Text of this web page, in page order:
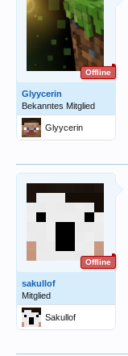
Offline
Glyycerin
Bekanntes Mitglied
Glyycerin
Offline
sakullof
Mitglied
Sakullof